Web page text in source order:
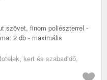
szövet, finom poliészterrel -
2 db - maximális
kert és szabadidő,